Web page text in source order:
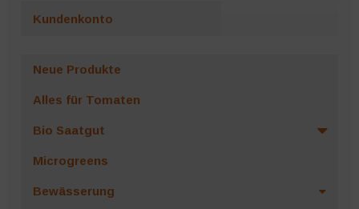
Kundenkonto
Neue Produkte
Alles für Tomaten
Bio Saatgut
Microgreens
Bewässerung